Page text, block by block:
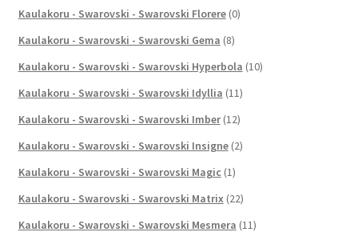
Kaulakoru - Swarovski - Swarovski Florere (0)
Kaulakoru - Swarovski - Swarovski Gema (8)
Kaulakoru - Swarovski - Swarovski Hyperbola (10)
Kaulakoru - Swarovski - Swarovski Idyllia (11)
Kaulakoru - Swarovski - Swarovski Imber (12)
Kaulakoru - Swarovski - Swarovski Insigne (2)
Kaulakoru - Swarovski - Swarovski Magic (1)
Kaulakoru - Swarovski - Swarovski Matrix (22)
Kaulakoru - Swarovski - Swarovski Mesmera (11)